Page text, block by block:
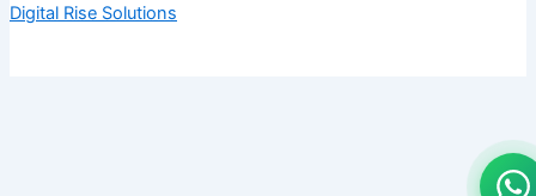
Digital Rise Solutions